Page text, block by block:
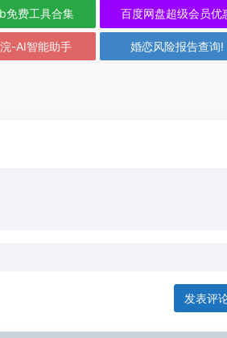
免费工具合集 百度网盘超级会员优
-AI智能助手 婚恋风险报告查询!
发表评